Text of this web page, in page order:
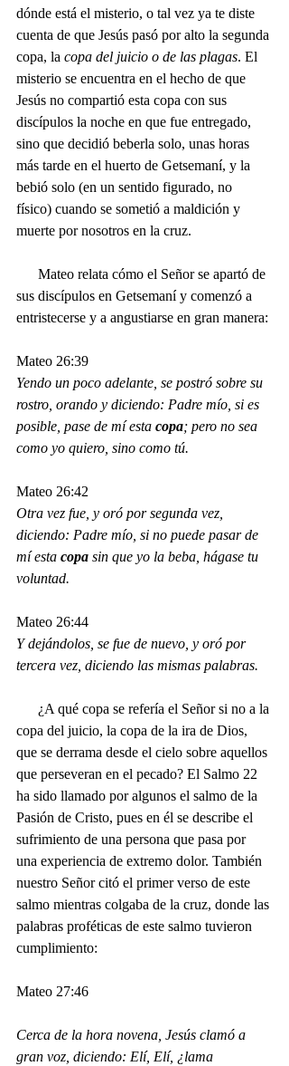
dónde está el misterio, o tal vez ya te diste
cuenta de que Jesús pasó por alto la segunda
copa, la copa del juicio o de las plagas. El
misterio se encuentra en el hecho de que
Jesús no compartió esta copa con sus
discípulos la noche en que fue entregado,
sino que decidió beberla solo, unas horas
más tarde en el huerto de Getsemaní, y la
bebió solo (en un sentido figurado, no
físico) cuando se sometió a maldición y
muerte por nosotros en la cruz.
sus discípulos en Getsemaní y comenzó a
entristecerse y a angustiarse en gran manera:
Mateo 26:39
Yendo un poco adelante, se postró sobre su
rostro, orando y diciendo: Padre mío, si es
posible, pase de mí esta copa; pero no sea
como yo quiero, sino como tú.
Mateo 26:42
Otra vez fue, y oró por segunda vez,
diciendo: Padre mío, si no puede pasar de
mí esta copa sin que yo la beba, hágase tu
voluntad.
Mateo 26:44
Y dejándolos, se fue de nuevo, y oró por
tercera vez, diciendo las mismas palabras.
copa del juicio, la copa de la ira de Dios,
que se derrama desde el cielo sobre aquellos
que perseveran en el pecado? El Salmo 22
ha sido llamado por algunos el salmo de la
Pasión de Cristo, pues en él se describe el
sufrimiento de una persona que pasa por
una experiencia de extremo dolor. También
nuestro Señor citó el primer verso de este
salmo mientras colgaba de la cruz, donde las
palabras proféticas de este salmo tuvieron
cumplimiento:
Mateo 27:46
Cerca de la hora novena, Jesús clamó a
gran voz, diciendo: Elí, Elí, ¿lama